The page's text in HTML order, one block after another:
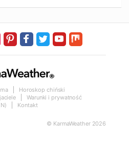
Horoskop chiński
Warunki i prywatność
Kontakt
© KarmaWeather 2026